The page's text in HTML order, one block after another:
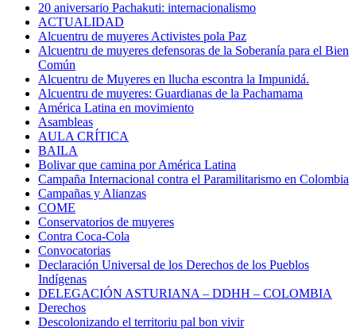
20 aniversario Pachakuti: internacionalismo
ACTUALIDAD
Alcuentru de muyeres Activistes pola Paz
Alcuentru de muyeres defensoras de la Soberanía para el Bien
Común
Alcuentru de Muyeres en llucha escontra la Impunidá.
Alcuentru de muyeres: Guardianas de la Pachamama
América Latina en movimiento
Asambleas
AULA CRÍTICA
BAILA
Bolivar que camina por América Latina
Campaña Internacional contra el Paramilitarismo en Colombia
Campañas y Alianzas
COME
Conservatorios de muyeres
Contra Coca-Cola
Convocatorias
Declaración Universal de los Derechos de los Pueblos
Indígenas
DELEGACIÓN ASTURIANA – DDHH – COLOMBIA
Derechos
Descolonizando el territoriu pal bon vivir